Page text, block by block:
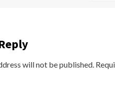
will not be published.